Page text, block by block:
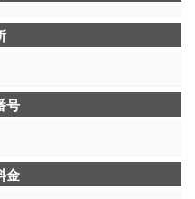
号
金